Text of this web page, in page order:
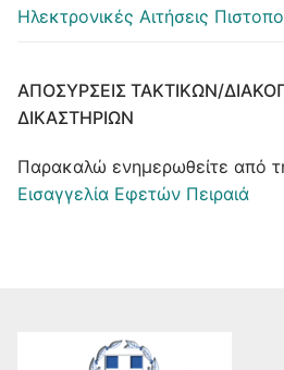
Ηλεκτρονικές Αιτήσεις
ΑΠΟΣΎΡΣΕΙΣ ΤΑΚΤΙΚΏΝ/
ΔΙΚΑΣΤΗΡΊΩΝ
Παρακαλώ ενημερωθείτε από
Εισαγγελία Εφετών Πειραιά